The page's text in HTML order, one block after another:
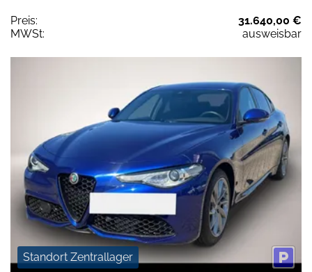
Preis:
31.640,00 €
MWSt:
ausweisbar
Standort Zentrallager